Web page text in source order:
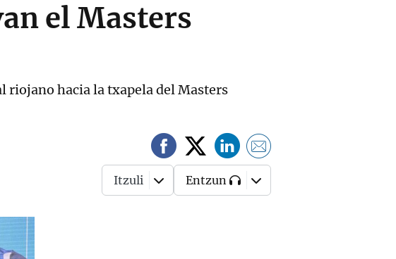
el Masters
riojano hacia la txapela del Masters
Itzuli Entzun